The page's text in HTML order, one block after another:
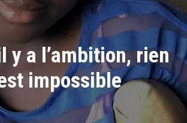
y a l’ambition, rien
impossible